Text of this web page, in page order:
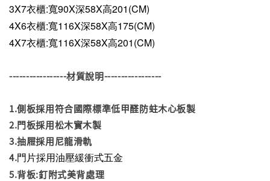
3X7衣櫃:寬90X深58X高201(CM)
4X6衣櫃:寬116X深58X高175(CM)
4X7衣櫃:寬116X深58X高201(CM)
-----------------材質說明-----------------
1.側板採用符合國際標準低甲醛防蛀木心板製
2.門板採用松木實木製
3.抽屜採用尼龍滑軌
4.門片採用油壓緩衝式五金
5.背板:釘附式美背處理